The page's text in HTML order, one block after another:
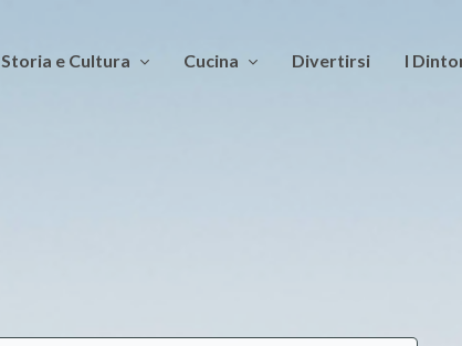
Storia e Cultura Cucina Divertirsi I